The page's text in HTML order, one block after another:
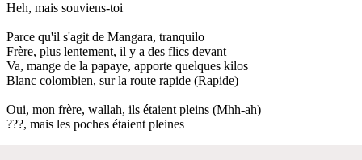
Heh, mais souviens-toi
Parce qu'il s'agit de Mangara, tranquilo
Frère, plus lentement, il y a des flics devant
Va, mange de la papaye, apporte quelques kilos
Blanc colombien, sur la route rapide (Rapide)
Oui, mon frère, wallah, ils étaient pleins (Mhh-ah)
???, mais les poches étaient pleines